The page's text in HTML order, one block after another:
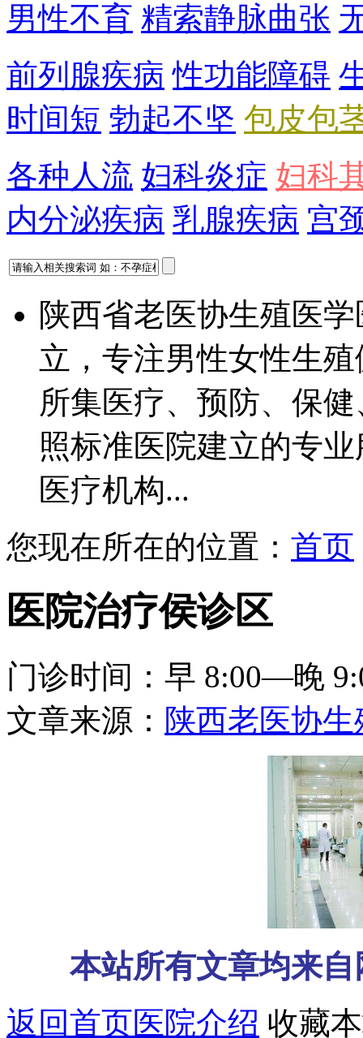
男性不育 精索静脉曲张
前列腺疾病 性功能障碍
时间短 勃起不坚 包皮包
各种人流 妇科炎症 妇科
内分泌疾病 乳腺疾病 宫
陕西省老医协生殖医
立，专注男性女性生
所集医疗、预防、保
照标准医院建立的专
医疗机构...
您现在所在的位置： 首页
医院治疗侯诊区
门诊时间：早 8:00—晚
文章来源： 陕西老医协
本站所有文章均来自
返回首页医院介绍 收藏